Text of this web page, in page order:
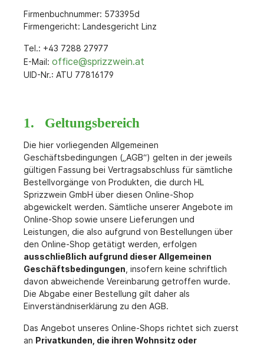
Firmenbuchnummer: 573395d
Firmengericht: Landesgericht Linz
Tel.: +43 7288 27977
E-Mail: office@sprizzwein.at
UID-Nr.: ATU 77816179
1. Geltungsbereich
Die hier vorliegenden Allgemeinen
Geschäftsbedingungen („AGB“) gelten in der jeweils
gültigen Fassung bei Vertragsabschluss für sämtliche
Bestellvorgänge von Produkten, die durch HL
Sprizzwein GmbH über diesen Online-Shop
abgewickelt werden. Sämtliche unserer Angebote im
Online-Shop sowie unsere Lieferungen und
Leistungen, die also aufgrund von Bestellungen über
den Online-Shop getätigt werden, erfolgen
ausschließlich aufgrund dieser Allgemeinen
Geschäftsbedingungen , insofern keine schriftlich
davon abweichende Vereinbarung getroffen wurde.
Die Abgabe einer Bestellung gilt daher als
Einverständniserklärung zu den AGB.
Das Angebot unseres Online-Shops richtet sich zuerst
an Privatkunden, die ihren Wohnsitz oder